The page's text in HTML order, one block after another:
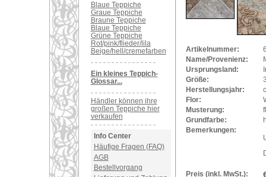
Blaue Teppiche
Graue Teppiche
Braune Teppiche
Blaue Teppiche
Grüne Teppiche
Rot/pink/flieder/lila
Beige/hell/cremefarben
Ein kleines Teppich-
Glossar...
Händler können ihre
großen Teppiche hier
verkaufen
Info Center
Häufige Fragen (FAQ)
AGB
Bestellvorgang
Artikelnummer:
Name/Provenienz:
Ursprungsland:
Größe:
Herstellungsjahr:
Flor:
Musterung:
Grundfarbe:
Bemerkungen:
Preis (inkl. MwSt.):